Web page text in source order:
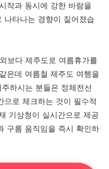
작과 동시에 강한 바람을
나타나는 경향이 짙어졌습
보다 제주도로 여름휴가를
은데 여름철 제주도 여행을
하시는 분들은 정체전선
으로 체크하는 것이 필수적
기상청이 실시간으로 제공
구름 움직임을 즉시 확인하